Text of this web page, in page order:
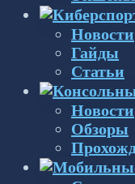
Новости
Гайды
Статьи
Новости
Обзоры